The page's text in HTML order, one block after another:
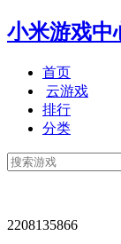
小米游戏中
首页
云游戏
排行
分类
2208135866